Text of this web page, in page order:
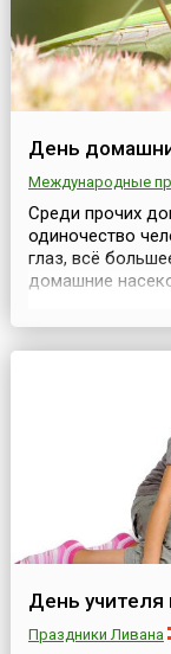
День
Международные
Среди прочих
одиночество
глаз, всё
домашние
марта.Вряд ли
человека в том
это понятие по
День учителя
Праздники Ливана